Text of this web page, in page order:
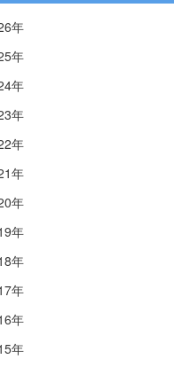
年
年
年
年
年
年
年
年
年
年
年
年